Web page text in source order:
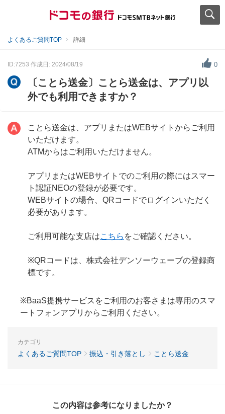
よくあるご質問TOP 詳細
ID:7253 作成日: 2024/08/19 0
〔ことら送金〕ことら送金は、アプリ以
外でも利用できますか？
ことら送金は、アプリまたはWEBサイトからご利用
いただけます。
ATMからはご利用いただけません。
アプリまたはWEBサイトでのご利用の際にはスマー
ト認証NEOの登録が必要です。
WEBサイトの場合、QRコードでログインいただく
必要があります。
ご利用可能な支店はこちら をご確認ください。
※QRコードは、株式会社デンソーウェーブの登録商
標です。
※BaaS提携サービスをご利用のお客さまは専用のスマ
ートフォンアプリからご利用ください。
カテゴリ
よくあるご質問TOP 振込・引き落とし ことら送金
この内容は参考になりましたか？